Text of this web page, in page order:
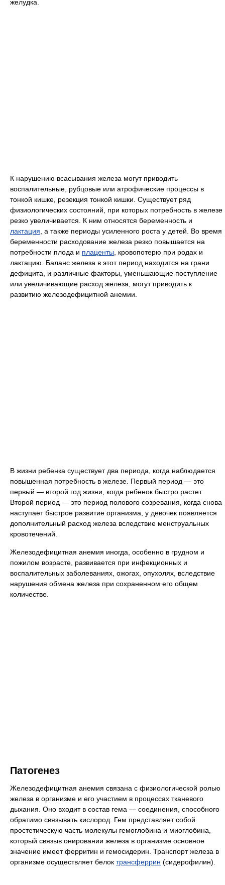
желудка.
К нарушению всасывания железа могут приводить
воспалительные, рубцовые или атрофические процессы в
тонкой кишке, резекция тонкой кишки. Существует ряд
физиологических состояний, при которых потребность в железе
резко увеличивается. К ним относятся беременность и
лактация , а также периоды усиленного роста у детей. Во время
беременности расходование железа резко повышается на
потребности плода и плаценты , кровопотерю при родах и
лактацию. Баланс железа в этот период находится на грани
дефицита, и различные факторы, уменьшающие поступление
или увеличивающие расход железа, могут приводить к
развитию железодефицитной анемии.
В жизни ребенка существует два периода, когда наблюдается
повышенная потребность в железе. Первый период — это
первый — второй год жизни, когда ребенок быстро растет.
Второй период — это период полового созревания, когда снова
наступает быстрое развитие организма, у девочек появляется
дополнительный расход железа вследствие менструальных
кровотечений.
Железодефицитная анемия иногда, особенно в грудном и
пожилом возрасте, развивается при инфекционных и
воспалительных заболеваниях, ожогах, опухолях, вследствие
нарушения обмена железа при сохраненном его общем
количестве.
Патогенез
Железодефицитная анемия связана с физиологической ролью
железа в организме и его участием в процессах тканевого
дыхания. Оно входит в состав гема — соединения, способного
обратимо связывать кислород. Гем представляет собой
простетическую часть молекулы гемоглобина и миоглобина,
который связыв онировании железа в организме основное
значение имеет ферритин и гемосидерин. Транспорт железа в
организме осуществляет белок трансферрин (сидерофилин).